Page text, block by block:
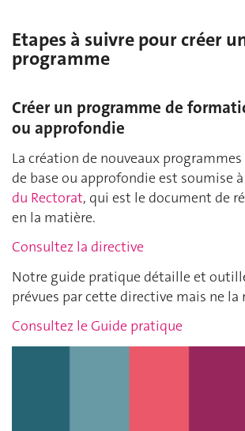
Etapes à suivre pour créer
programme
Créer un programme de
ou approfondie
La création de nouveaux
de base ou approfondie est soumise
du Rectorat, qui est le document de
en la matière.
Consultez la directive
Notre guide pratique détaille et
prévues par cette directive mais ne la
Consultez le Guide pratique